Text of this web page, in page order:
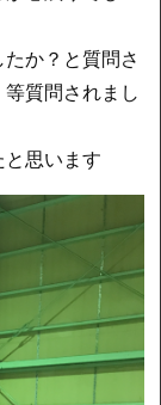
か？と質問さ
質問されまし
と思います